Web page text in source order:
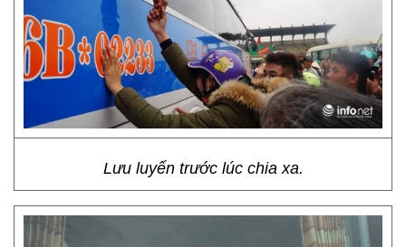
Lưu luyến trước lúc chia xa.